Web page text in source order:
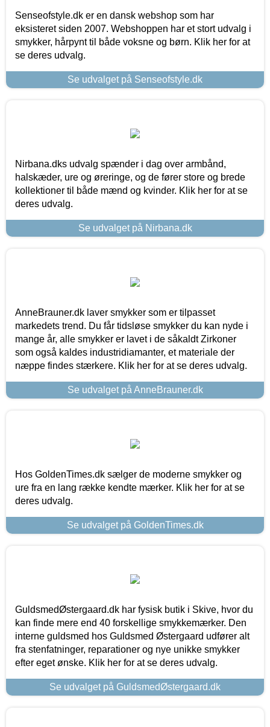
Senseofstyle.dk er en dansk webshop som har
eksisteret siden 2007. Webshoppen har et stort udvalg i
smykker, hårpynt til både voksne og børn. Klik her for at
se deres udvalg.
Se udvalget på Senseofstyle.dk
Nirbana.dks udvalg spænder i dag over armbånd,
halskæder, ure og øreringe, og de fører store og brede
kollektioner til både mænd og kvinder. Klik her for at se
deres udvalg.
Se udvalget på Nirbana.dk
AnneBrauner.dk laver smykker som er tilpasset
markedets trend. Du får tidsløse smykker du kan nyde i
mange år, alle smykker er lavet i de såkaldt Zirkoner
som også kaldes industridiamanter, et materiale der
næppe findes stærkere. Klik her for at se deres udvalg.
Se udvalget på AnneBrauner.dk
Hos GoldenTimes.dk sælger de moderne smykker og
ure fra en lang række kendte mærker. Klik her for at se
deres udvalg.
Se udvalget på GoldenTimes.dk
GuldsmedØstergaard.dk har fysisk butik i Skive, hvor du
kan finde mere end 40 forskellige smykkemærker. Den
interne guldsmed hos Guldsmed Østergaard udfører alt
fra stenfatninger, reparationer og nye unikke smykker
efter eget ønske. Klik her for at se deres udvalg.
Se udvalget på GuldsmedØstergaard.dk